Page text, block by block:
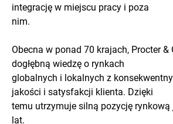
integrację w miejscu pracy i poza
nim.
Obecna w ponad 70 krajach, Procter &
dogłębną wiedzę o rynkach
globalnych i lokalnych z
jakości i satysfakcji klienta. Dzięki
temu utrzymuje silną pozycję rynkową
lat.